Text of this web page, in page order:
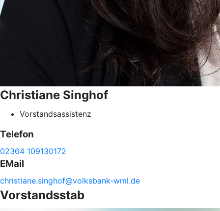
Christiane Singhof
Vorstandsassistenz
Telefon
02364 109130172
EMail
christiane.singhof@volksbank-wml.de
Vorstandsstab